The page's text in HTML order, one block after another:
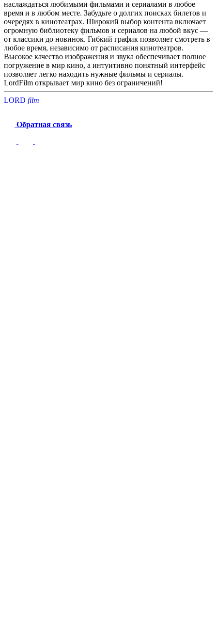
наслаждаться любимыми фильмами и сериалами в любое
время и в любом месте. Забудьте о долгих поисках билетов и
очередях в кинотеатрах. Широкий выбор контента включает
огромную библиотеку фильмов и сериалов на любой вкус —
от классики до новинок. Гибкий график позволяет смотреть в
любое время, независимо от расписания кинотеатров.
Высокое качество изображения и звука обеспечивает полное
погружение в мир кино, а интуитивно понятный интерфейс
позволяет легко находить нужные фильмы и сериалы.
LordFilm открывает мир кино без ограничений!
LORD film
Обратная связь